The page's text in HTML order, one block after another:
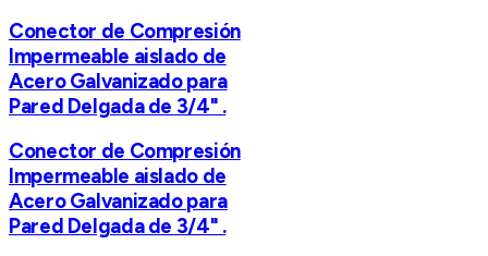
Conector de Compresión
Impermeable aislado de
Acero Galvanizado para
Pared Delgada de 3/4" .
Conector de Compresión
Impermeable aislado de
Acero Galvanizado para
Pared Delgada de 3/4" .